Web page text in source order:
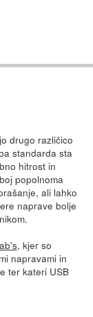
drugo različico
standarda sta
hitrost in
popolnoma
ali lahko
naprave bolje
, kjer so
napravami in
ter kateri USB